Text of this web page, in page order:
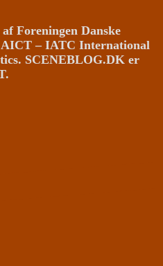
Foreningen Danske
– IATC International
SCENEBLOG.DK er